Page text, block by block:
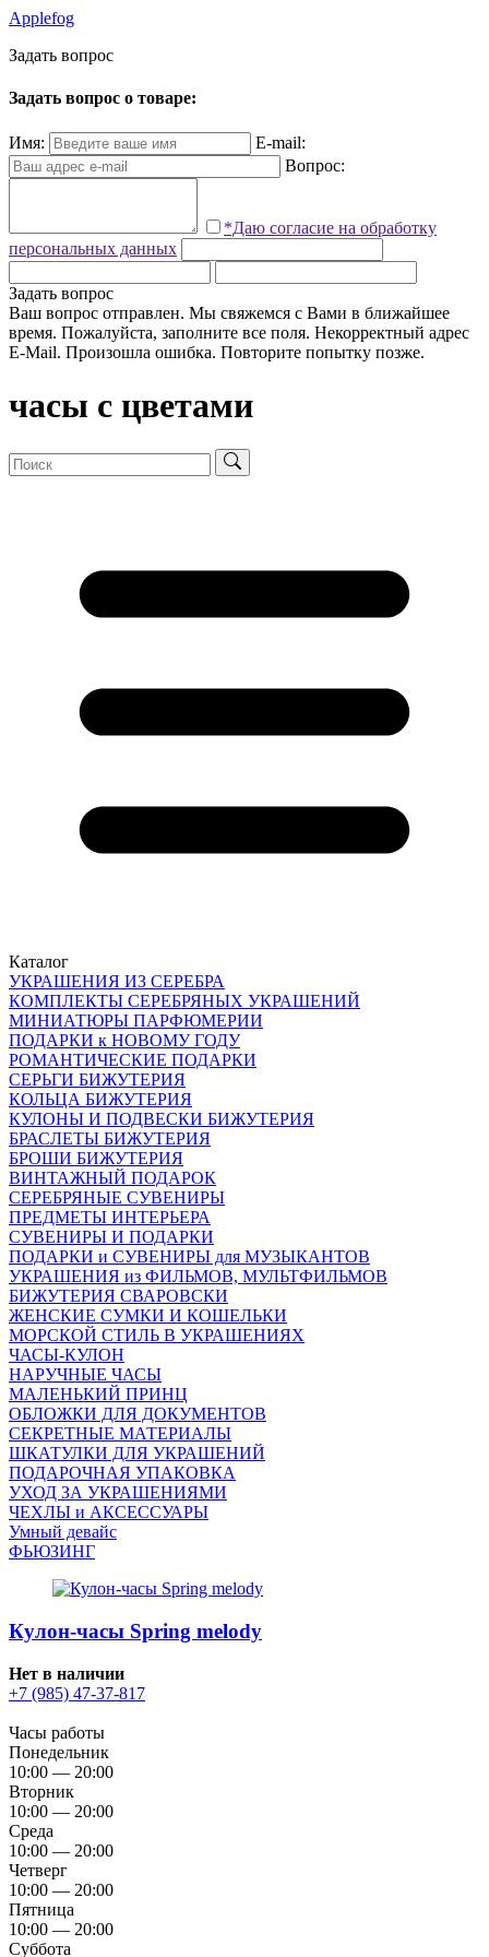
Applefog
Задать вопрос
Задать вопрос о товаре:
Имя:
E-mail:
Вопрос:
*Даю согласие на обработку
персональных данных
Задать вопрос
Ваш вопрос отправлен. Мы свяжемся с Вами в ближайшее
время. Пожалуйста, заполните все поля. Некорректный адрес
E-Mail. Произошла ошибка. Повторите попытку позже.
часы с цветами
Каталог
УКРАШЕНИЯ ИЗ СЕРЕБРА
КОМПЛЕКТЫ СЕРЕБРЯНЫХ УКРАШЕНИЙ
МИНИАТЮРЫ ПАРФЮМЕРИИ
ПОДАРКИ к НОВОМУ ГОДУ
РОМАНТИЧЕСКИЕ ПОДАРКИ
СЕРЬГИ БИЖУТЕРИЯ
КОЛЬЦА БИЖУТЕРИЯ
КУЛОНЫ И ПОДВЕСКИ БИЖУТЕРИЯ
БРАСЛЕТЫ БИЖУТЕРИЯ
БРОШИ БИЖУТЕРИЯ
ВИНТАЖНЫЙ ПОДАРОК
СЕРЕБРЯНЫЕ СУВЕНИРЫ
ПРЕДМЕТЫ ИНТЕРЬЕРА
СУВЕНИРЫ И ПОДАРКИ
ПОДАРКИ и СУВЕНИРЫ для МУЗЫКАНТОВ
УКРАШЕНИЯ из ФИЛЬМОВ, МУЛЬТФИЛЬМОВ
БИЖУТЕРИЯ СВАРОВСКИ
ЖЕНСКИЕ СУМКИ И КОШЕЛЬКИ
МОРСКОЙ СТИЛЬ В УКРАШЕНИЯХ
ЧАСЫ-КУЛОН
НАРУЧНЫЕ ЧАСЫ
МАЛЕНЬКИЙ ПРИНЦ
ОБЛОЖКИ ДЛЯ ДОКУМЕНТОВ
СЕКРЕТНЫЕ МАТЕРИАЛЫ
ШКАТУЛКИ ДЛЯ УКРАШЕНИЙ
ПОДАРОЧНАЯ УПАКОВКА
УХОД ЗА УКРАШЕНИЯМИ
ЧEХЛЫ и АКСЕССУАРЫ
Умный девайс
ФЬЮЗИНГ
Кулон-часы Spring melody
Нет в наличии
+7 (985) 47-37-817
Часы работы
Понедельник
10:00 — 20:00
Вторник
10:00 — 20:00
Среда
10:00 — 20:00
Четверг
10:00 — 20:00
Пятница
10:00 — 20:00
Суббота